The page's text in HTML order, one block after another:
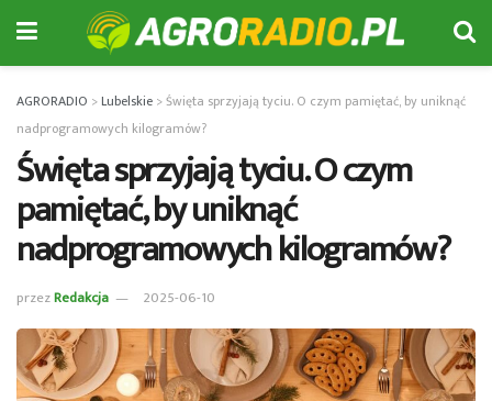
AGRORADIO >Lubelskie >Święta sprzyjają tyciu. O czym pamiętać, by uniknąć
nadprogramowych kilogramów?
Święta sprzyjają tyciu. O czym
pamiętać, by uniknąć
nadprogramowych kilogramów?
przezRedakcja 2025-06-10